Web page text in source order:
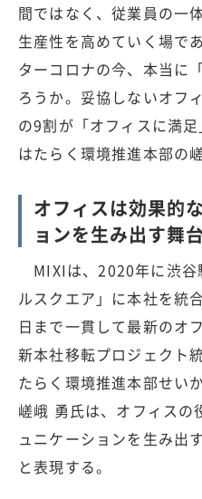
間ではなく、従業員の一
生産性を高めていく場で
ターコロナの今、本当に
ろうか。妥協しないオフ
の9割が「オフィスに満
はたらく環境推進本部の
オフィスは効果的
ョンを生み出す舞
MIXIは、2020年に渋谷
ルスクエア」に本社を統
日まで一貫して最新のオ
新本社移転プロジェクト
たらく環境推進本部せい
嵯峨 勇氏は、オフィスの
ュニケーションを生み出
と表現する。